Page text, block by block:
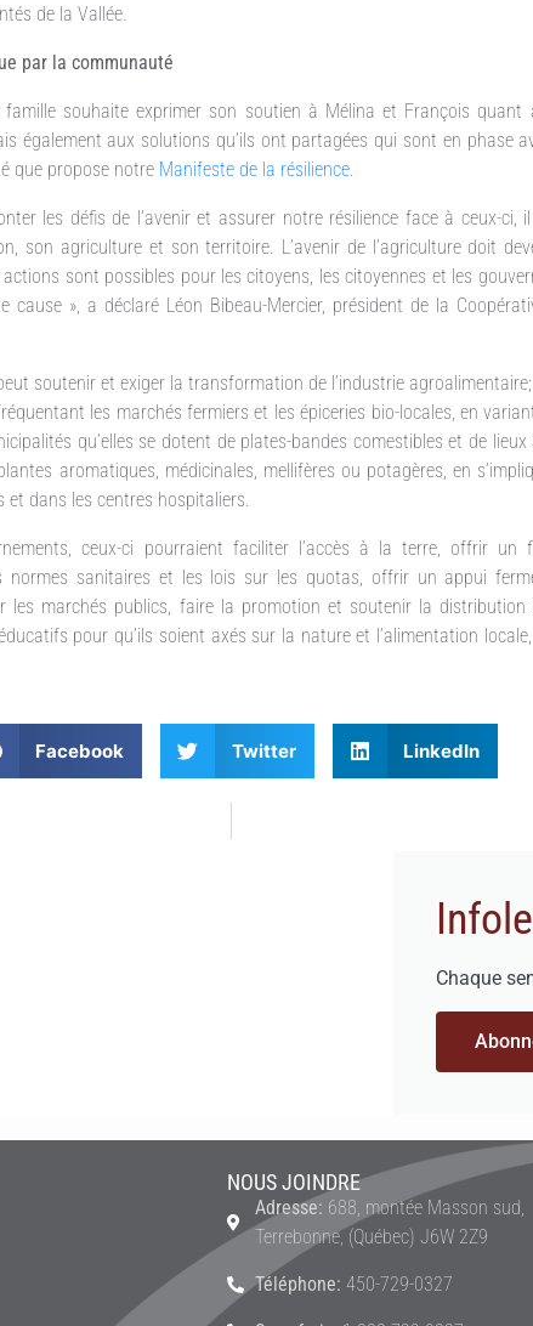
de la Vallée.
par la communauté
famille souhaite exprimer son soutien à Mélina et François
également aux solutions qu’ils ont partagées qui sont en phase
que propose notre Manifeste de la résilience.
les défis de l’avenir et assurer notre résilience face à ceux-ci,
son agriculture et son territoire. L’avenir de l’agriculture doit
sont possibles pour les citoyens, les citoyennes et les
cause », a déclaré Léon Bibeau-Mercier, président de la
soutenir et exiger la transformation de l’industrie
les marchés fermiers et les épiceries bio-locales, en
qu’elles se dotent de plates-bandes comestibles et de
aromatiques, médicinales, mellifères ou potagères, en
et dans les centres hospitaliers.
ceux-ci pourraient faciliter l’accès à la terre, offrir un
normes sanitaires et les lois sur les quotas, offrir un appui
les marchés publics, faire la promotion et soutenir la
pour qu’ils soient axés sur la nature et l’alimentation
Facebook Twitter LinkedIn
Chaque
NOUS JOINDRE
Adresse: 688, montée Masson sud,
Terrebonne, (Québec) J6W 2Z9
Téléphone: 450-729-0327